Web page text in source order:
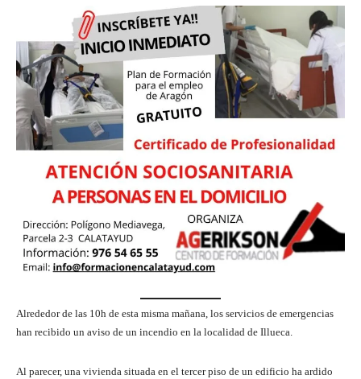
Alrededor de las 10h de esta misma mañana, los servicios de emergencias
han recibido un aviso de un incendio en la localidad de Illueca.
Al parecer, una vivienda situada en el tercer piso de un edificio ha ardido